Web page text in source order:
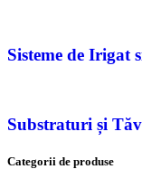
Sisteme de Irigat
Substraturi și
Categorii de produse